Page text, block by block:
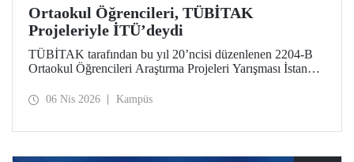
Ortaokul Öğrencileri, TÜBİTAK
Projeleriyle İTÜ’deydi
TÜBİTAK tarafından bu yıl 20’ncisi düzenlenen 2204-B
Ortaokul Öğrencileri Araştırma Projeleri Yarışması İstanbul
Üniversitesi ev sahipliği yaptı.
06 Nis 2026 Kampüs